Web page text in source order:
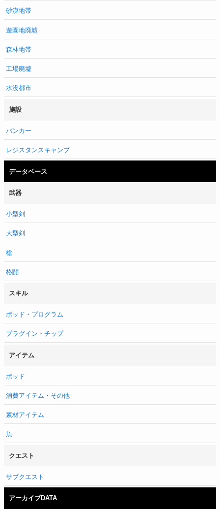
砂漠地帯
遊園地廃墟
森林地帯
工場廃墟
水没都市
施設
バンカー
レジスタンスキャンプ
データベース
武器
小型剣
大型剣
槍
格闘
スキル
ポッド・プログラム
プラグイン・チップ
アイテム
ポッド
消費アイテム・その他
素材アイテム
魚
クエスト
サブクエスト
アーカイブDATA